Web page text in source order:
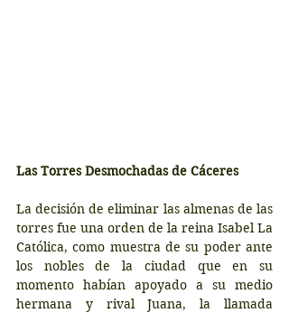
Las Torres Desmochadas de Cáceres
La decisión de eliminar las almenas de las
torres fue una orden de la reina Isabel La
Católica, como muestra de su poder ante
los nobles de la ciudad que en su
momento habían apoyado a su medio
hermana y rival Juana, la llamada